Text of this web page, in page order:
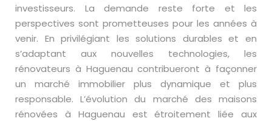
investisseurs. La demande reste forte et les
perspectives sont prometteuses pour les années à
venir. En privilégiant les solutions durables et en
s’adaptant aux nouvelles technologies, les
rénovateurs à Haguenau contribueront à façonner
un marché immobilier plus dynamique et plus
responsable. L’évolution du marché des maisons
rénovées à Haguenau est étroitement liée aux